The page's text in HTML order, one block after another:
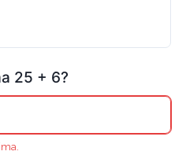
25 + 6?